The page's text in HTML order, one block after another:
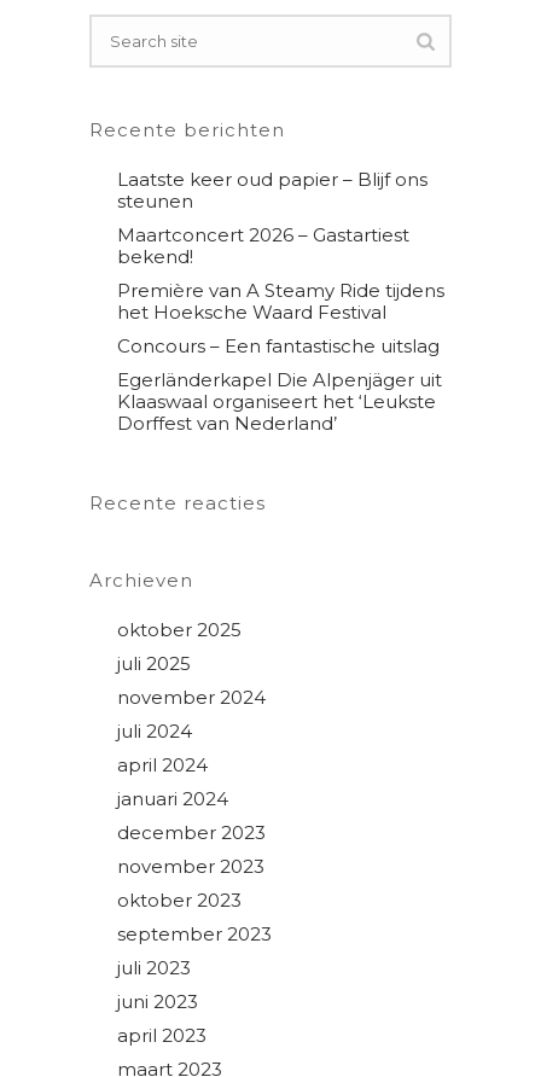
Recente berichten
Laatste keer oud papier – Blijf ons
steunen
Maartconcert 2026 – Gastartiest
bekend!
Première van A Steamy Ride tijdens
het Hoeksche Waard Festival
Concours – Een fantastische uitslag
Egerländerkapel Die Alpenjäger uit
Klaaswaal organiseert het ‘Leukste
Dorffest van Nederland’
Recente reacties
Archieven
oktober 2025
juli 2025
november 2024
juli 2024
april 2024
januari 2024
december 2023
november 2023
oktober 2023
september 2023
juli 2023
juni 2023
april 2023
maart 2023